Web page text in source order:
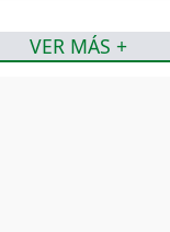
VER MÁS +